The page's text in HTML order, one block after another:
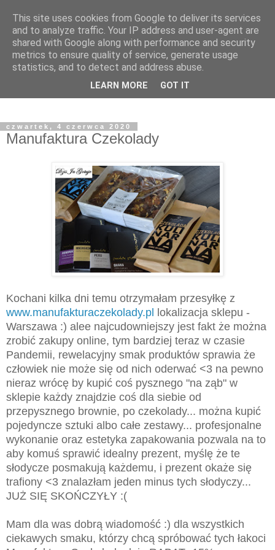
czwartek, 4 czerwca 2020
Manufaktura Czekolady
Kochani kilka dni temu otrzymałam przesyłkę z
www.manufakturaczekolady.pl lokalizacja sklepu -
Warszawa :) alee najcudowniejszy jest fakt że można
zrobić zakupy online, tym bardziej teraz w czasie
Pandemii, rewelacyjny smak produktów sprawia że
człowiek nie może się od nich oderwać <3 na pewno
nieraz wrócę by kupić coś pysznego "na ząb" w
sklepie każdy znajdzie coś dla siebie od
przepysznego brownie, po czekolady... można kupić
pojedyncze sztuki albo całe zestawy... profesjonalne
wykonanie oraz estetyka zapakowania pozwala na to
aby komuś sprawić idealny prezent, myślę że te
słodycze posmakują każdemu, i prezent okaże się
trafiony <3 znalazłam jeden minus tych słodyczy...
JUŻ SIĘ SKOŃCZYŁY :(
Mam dla was dobrą wiadomość :) dla wszystkich
ciekawych smaku, którzy chcą spróbować tych łakoci
This site uses cookies from Google to deliver its services
and to analyze traffic. Your IP address and user-agent are
shared with Google along with performance and security
metrics to ensure quality of service, generate usage
statistics, and to detect and address abuse.
LEARN MORE GOT IT